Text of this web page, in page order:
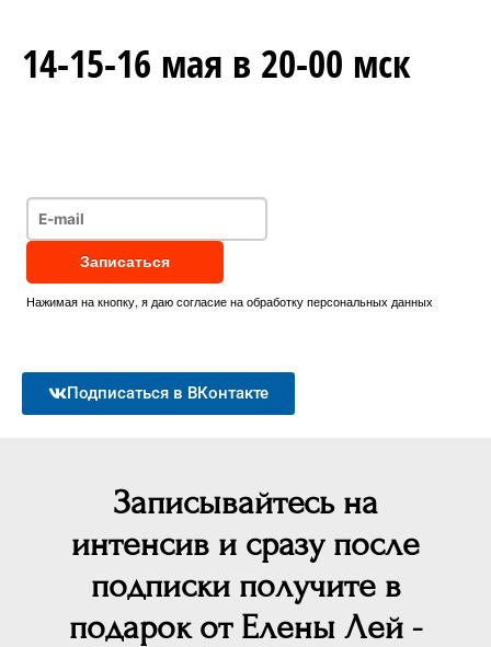
14-15-16 мая в 20-00 мск
Нажимая на кнопку, я даюсогласие на обработку персональных данных
Подписаться в ВКонтакте
Записывайтесь на
интенсив и сразу после
подписки получите в
подарок от Елены Лей -